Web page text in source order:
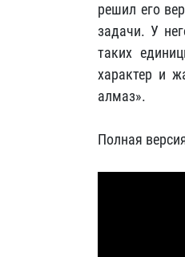
решил его
задачи. У
таких
характер и
алмаз».
Полная